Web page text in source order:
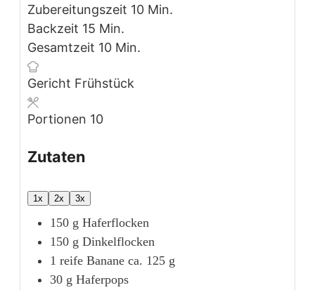
Zubereitungszeit 10Minuten
Min.
Backzeit 15 Minuten
Min.
Gesamtzeit 10Minuten
Min.
Gericht Frühstück
Portionen 10
Zutaten
1x 2x 3x
150 g Haferflocken
150 g Dinkelflocken
1 reife Banane ca. 125 g
30 g Haferpops